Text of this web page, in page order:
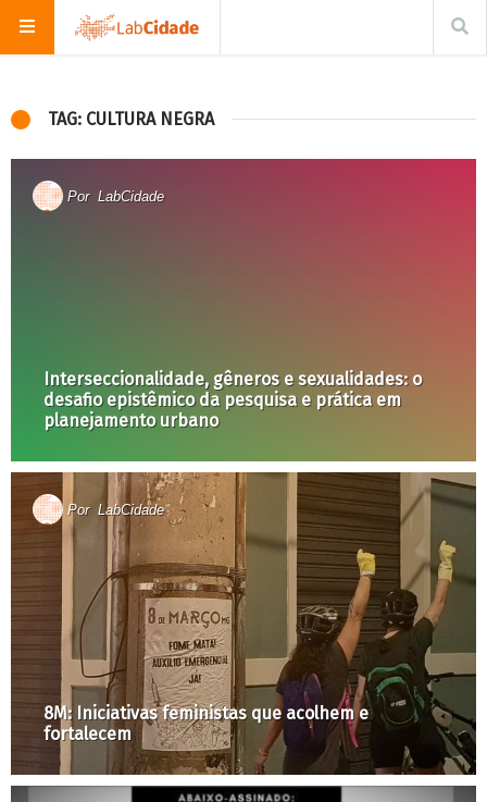
TAG: CULTURA NEGRA
Por LabCidade
Interseccionalidade, gêneros e sexualidades: o
desafio epistêmico da pesquisa e prática em
planejamento urbano
Por LabCidade
8M: Iniciativas feministas que acolhem e
fortalecem